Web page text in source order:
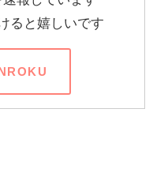
ると嬉しいです